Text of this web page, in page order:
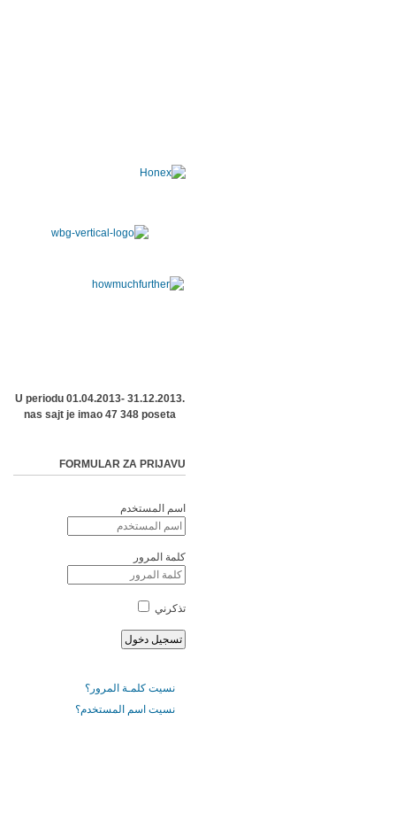
U periodu 01.04.2013- 31.12.2013.
nas sajt je imao 47 348 poseta
FORMULAR ZA PRIJAVU
اسم المستخدم
كلمة المرور
تذكرني
نسيت كلمـة المرور؟
نسيت اسم المستخدم؟